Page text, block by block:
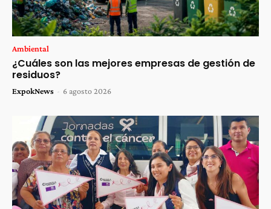
Ambiental
¿Cuáles son las mejores empresas de gestión de
residuos?
ExpokNews - 6 agosto 2026